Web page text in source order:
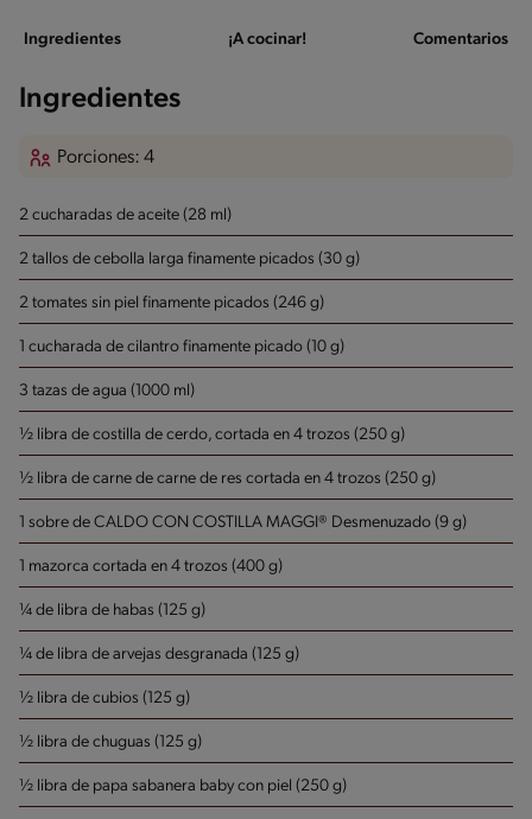
Ingredientes ¡A cocinar! Comentarios
Ingredientes
Porciones: 4
2 cucharadas de aceite (28 ml)
2 tallos de cebolla larga finamente picados (30 g)
2 tomates sin piel finamente picados (246 g)
1 cucharada de cilantro finamente picado (10 g)
3 tazas de agua (1000 ml)
½ libra de costilla de cerdo, cortada en 4 trozos (250 g)
½ libra de carne de carne de res cortada en 4 trozos (250 g)
1 sobre de CALDO CON COSTILLA MAGGI® Desmenuzado (9 g)
1 mazorca cortada en 4 trozos (400 g)
¼ de libra de habas (125 g)
¼ de libra de arvejas desgranada (125 g)
½ libra de cubios (125 g)
½ libra de chuguas (125 g)
½ libra de papa sabanera baby con piel (250 g)